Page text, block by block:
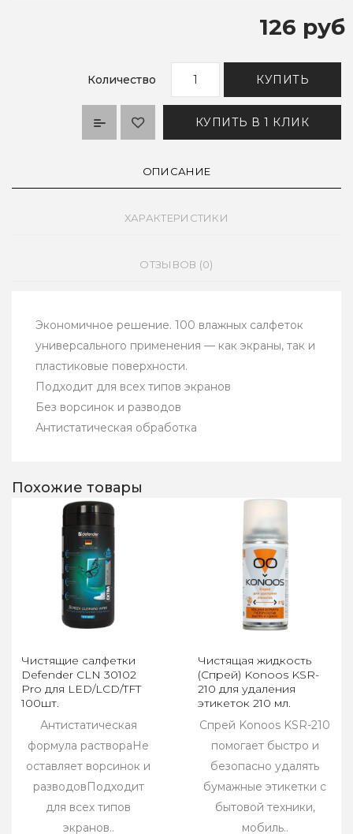
126 руб
Количество КУПИТЬ
КУПИТЬ В 1 КЛИК
ОПИСАНИЕ
ХАРАКТЕРИСТИКИ
ОТЗЫВОВ (0)
Экономичное решение. 100 влажных салфеток
универсального применения — как экраны, так и
пластиковые поверхности.
Подходит для всех типов экранов
Без ворсинок и разводов
Антистатическая обработка
Похожие товары
Чистящие салфетки
Defender CLN 30102
Pro для LED/LCD/TFT
100шт.
Антистатическая
формула раствораНе
оставляет ворсинок и
разводовПодходит
для всех типов
экранов..
Чистящая жидкость
(Спрей) Konoos KSR-
210 для удаления
этикеток 210 мл.
Спрей Konoos KSR-210
помогает быстро и
безопасно удалять
бумажные этикетки с
бытовой техники,
мобиль..